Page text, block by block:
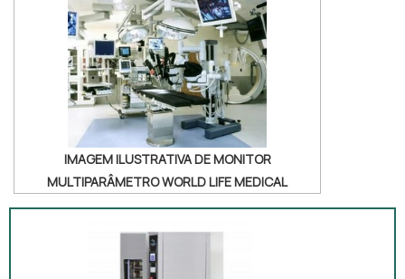
IMAGEM ILUSTRATIVA DE MONITOR
MULTIPARÂMETRO WORLD LIFE MEDICAL